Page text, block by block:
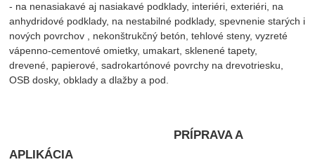
- na nenasiakavé aj nasiakavé podklady, interiéri, exteriéri, na
anhydridové podklady, na nestabilné podklady, spevnenie starých i
nových povrchov , nekonštrukčný betón, tehlové steny, vyzreté
vápenno-cementové omietky, umakart, sklenené tapety,
drevené, papierové, sadrokartónové povrchy na drevotriesku,
OSB dosky, obklady a dlažby a pod.
PRÍPRAVA A
APLIKÁCIA